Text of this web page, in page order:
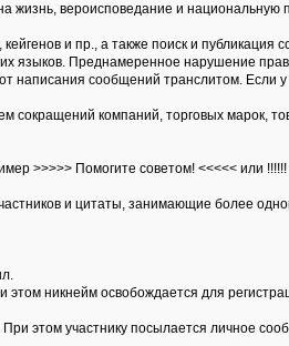
жизнь, вероисповедание и национальную
и пр., а также поиск и публикация
языков. Преднамеренное нарушение
написания сообщений транслитом. Если
компаний, торговых марок,
>>>>> Помогите советом! <<<<< или
и цитаты, занимающие более
этом никнейм освобождается для
этом участнику посылается личное